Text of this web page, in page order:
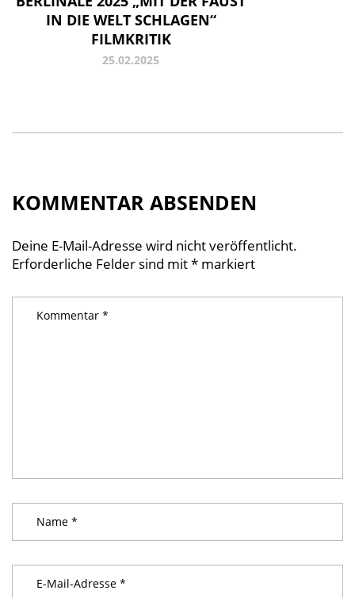
IN DIE WELT SCHLAGEN“
FILMKRITIK
25.02.2025
KOMMENTAR ABSENDEN
Deine E-Mail-Adresse wird nicht veröffentlicht.
Erforderliche Felder sind mit* markiert